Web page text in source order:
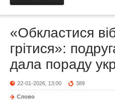
«Обкластися
грітися»:
дала пораду
22-01-2026, 13:00 389
Слово